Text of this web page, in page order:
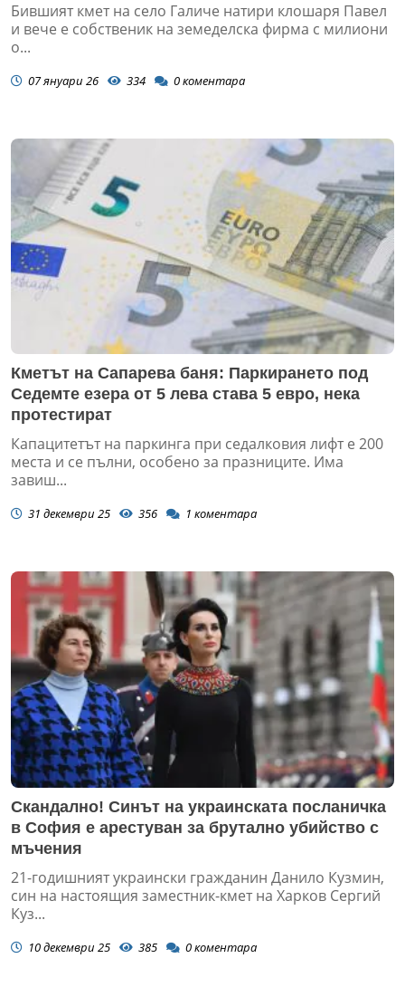
Бившият кмет на село Галиче натири клошаря Павел
и вече е собственик на земеделска фирма с милиони
о...
07 януари 26 334 0коментара
Кметът на Сапарева баня: Паркирането под
Седемте езера от 5 лева става 5 евро, нека
протестират
Капацитетът на паркинга при седалковия лифт е 200
места и се пълни, особено за празниците. Има
завиш...
31 декември 25 356 1 коментара
Скандално! Синът на украинската посланичка
в София е арестуван за брутално убийство с
мъчения
21-годишният украински гражданин Данило Кузмин,
син на настоящия заместник-кмет на Харков Сергий
Куз...
10 декември 25 385 0коментара